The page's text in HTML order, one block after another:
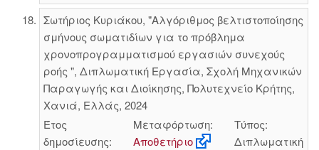
Σωτήριος Κυριάκου, "Αλγόριθμος βελτιστοποίησης
σμήνους σωματιδίων για το πρόβλημα
χρονοπρογραμματισμού εργασιών συνεχούς
ροής ", Διπλωματική Εργασία, Σχολή Μηχανικών
Παραγωγής και Διοίκησης, Πολυτεχνείο Κρήτης,
Χανιά, Ελλάς, 2024
Έτος
δημοσίευσης:
Μεταφόρτωση:
Αποθετήριο
Τύπος:
Διπλωματική